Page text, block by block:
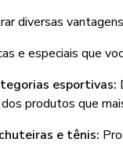
diversas
e especiais que
esportivas:
produtos que
e tênis: